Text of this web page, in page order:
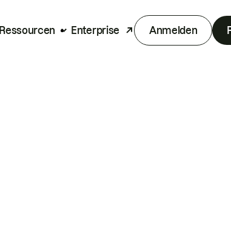
Ressourcen Enterprise Anmelden